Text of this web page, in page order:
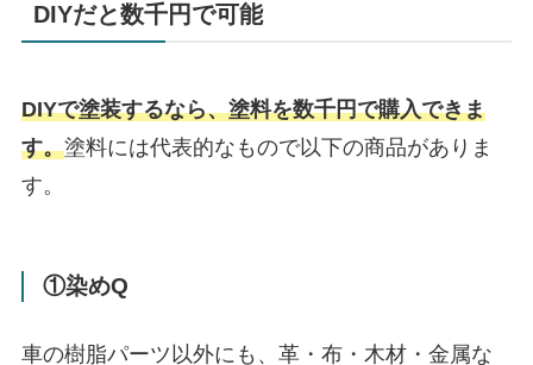
DIYだと数千円で可能
DIYで塗装するなら、塗料を数千円で購入できま
す。塗料には代表的なもので以下の商品がありま
す。
①染めQ
車の樹脂パーツ以外にも、革・布・木材・金属な